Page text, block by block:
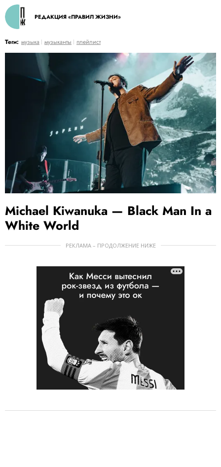
РЕДАКЦИЯ «ПРАВИЛ ЖИЗНИ»
Теги: музыка музыканты плейлист
Michael Kiwanuka — Black Man In a
White World
РЕКЛАМА – ПРОДОЛЖЕНИЕ НИЖЕ